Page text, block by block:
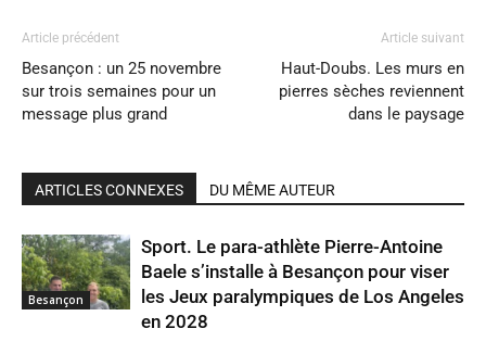
Article précédent
Besançon : un 25 novembre
sur trois semaines pour un
message plus grand
Article suivant
Haut-Doubs. Les murs en
pierres sèches reviennent
dans le paysage
ARTICLES CONNEXES DU MÊME AUTEUR
Besançon
Sport. Le para-athlète Pierre-Antoine
Baele s’installe à Besançon pour viser
les Jeux paralympiques de Los Angeles
en 2028